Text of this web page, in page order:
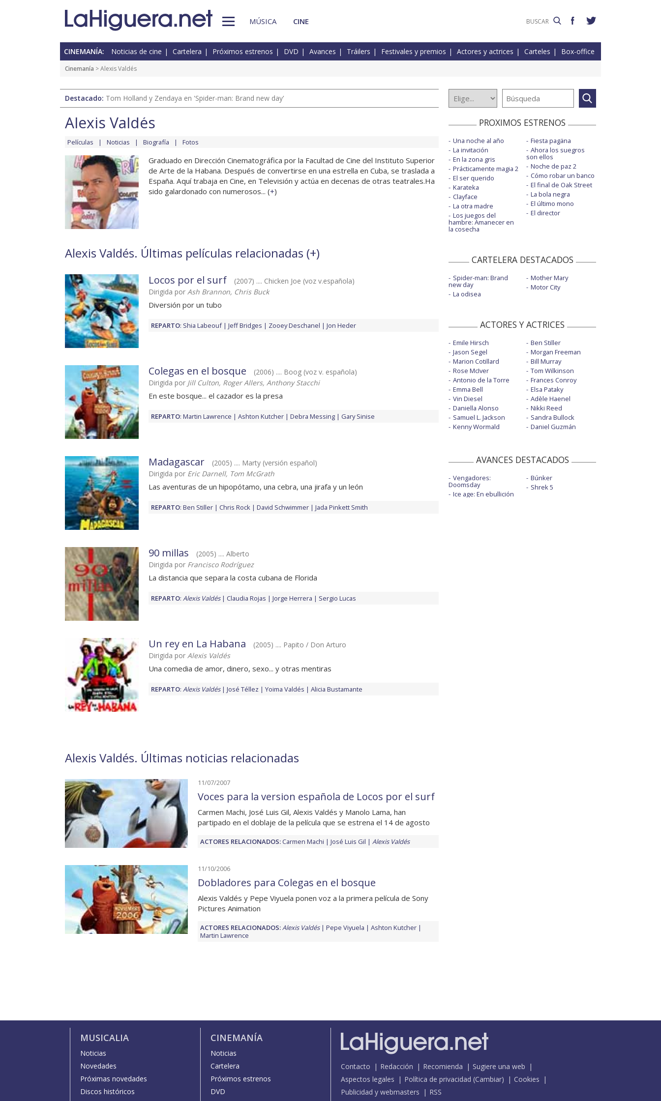
MÚSICA CINE
CINEMANÍA: Noticias de cine Cartelera Próximos estrenos DVD Avances Tráilers Festivales y premios Actores y actrices Carteles Box-office
Cinemanía > Alexis Valdés
Destacado: Tom Holland y Zendaya en 'Spider-man: Brand new day'
Alexis Valdés
Películas Noticias Biografía Fotos
Graduado en Dirección Cinematográfica por la Facultad de Cine del Instituto Superior
de Arte de la Habana. Después de convertirse en una estrella en Cuba, se traslada a
España. Aquí trabaja en Cine, en Televisión y actúa en decenas de otras teatrales.Ha
sido galardonado con numerosos... (+)
Alexis Valdés. Últimas películas relacionadas (+)
Locos por el surf
(2007) .... Chicken Joe (voz v.española)
Dirigida por Ash Brannon, Chris Buck
Diversión por un tubo
REPARTO: Shia Labeouf Jeff Bridges Zooey Deschanel Jon Heder
Colegas en el bosque
(2006) .... Boog (voz v. española)
Dirigida por Jill Culton, Roger Allers, Anthony Stacchi
En este bosque... el cazador es la presa
REPARTO: Martin Lawrence Ashton Kutcher Debra Messing Gary Sinise
Madagascar
(2005) .... Marty (versión español)
Dirigida por Eric Darnell, Tom McGrath
Las aventuras de un hipopótamo, una cebra, una jirafa y un león
REPARTO: Ben Stiller Chris Rock David Schwimmer Jada Pinkett Smith
90 millas
(2005) .... Alberto
Dirigida por Francisco Rodríguez
La distancia que separa la costa cubana de Florida
REPARTO: Alexis Valdés Claudia Rojas Jorge Herrera Sergio Lucas
Un rey en La Habana
(2005) .... Papito / Don Arturo
Dirigida por Alexis Valdés
Una comedia de amor, dinero, sexo... y otras mentiras
REPARTO: Alexis Valdés José Téllez Yoima Valdés Alicia Bustamante
Alexis Valdés. Últimas noticias relacionadas
11/07/2007
Voces para la version española de Locos por el surf
Carmen Machi, José Luis Gil, Alexis Valdés y Manolo Lama, han
partipado en el doblaje de la película que se estrena el 14 de agosto
ACTORES RELACIONADOS:Carmen Machi José Luis Gil Alexis Valdés
11/10/2006
Dobladores para Colegas en el bosque
Alexis Valdés y Pepe Viyuela ponen voz a la primera película de Sony
Pictures Animation
ACTORES RELACIONADOS:Alexis Valdés Pepe Viyuela
Ashton Kutcher
Martin Lawrence
PROXIMOS ESTRENOS
Una noche al año
La invitación
En la zona gris
Prácticamente magia 2
El ser querido
Karateka
Clayface
La otra madre
Los juegos del
hambre: Amanecer en
la cosecha
Fiesta pagäna
Ahora los suegros
son ellos
Noche de paz 2
Cómo robar un banco
El final de Oak Street
La bola negra
El último mono
El director
CARTELERA DESTACADOS
Spider-man: Brand
new day
La odisea
Mother Mary
Motor City
ACTORES Y ACTRICES
Emile Hirsch
Jason Segel
Marion Cotillard
Rose McIver
Antonio de la Torre
Emma Bell
Vin Diesel
Daniella Alonso
Samuel L. Jackson
Kenny Wormald
Ben Stiller
Morgan Freeman
Bill Murray
Tom Wilkinson
Frances Conroy
Elsa Pataky
Adèle Haenel
Nikki Reed
Sandra Bullock
Daniel Guzmán
AVANCES DESTACADOS
Vengadores:
Doomsday
Ice age: En ebullición
Búnker
Shrek 5
MUSICALIA
Noticias
Novedades
Próximas novedades
Discos históricos
CINEMANÍA
Noticias
Cartelera
Próximos estrenos
DVD
Contacto Redacción Recomienda
Sugiere una web
Aspectos legales
Política de privacidad (Cambiar)
Cookies
Publicidad y webmasters
RSS